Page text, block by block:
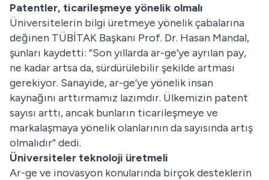
Patentler, ticarileşmeye yönelik olmalı
Üniversitelerin bilgi üretmeye yönelik çabalarına
değinen TÜBİTAK Başkanı Prof. Dr. Hasan Mandal,
şunları kaydetti: “Son yıllarda ar-ge’ye ayrılan pay,
ne kadar artsa da, sürdürülebilir şekilde artması
gerekiyor. Sanayide, ar-ge’ye yönelik insan
kaynağını arttırmamız lazımdır. Ülkemizin patent
sayısı arttı, ancak bunların ticarileşmeye ve
markalaşmaya yönelik olanlarının da sayısında artış
olmalıdır” dedi.
Üniversiteler teknoloji üretmeli
Ar-ge ve inovasyon konularında birçok desteklerin